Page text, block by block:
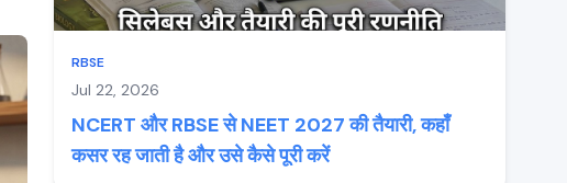
RBSE
Jul 22, 2026
NCERT और RBSE से NEET 2027 की तैयारी, कहाँ
कसर रह जाती है और उसे कैसे पूरी करें